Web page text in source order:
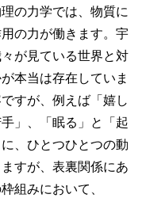
の力学では、物質に
の力が働きます。宇
が見ている世界と対
本当は存在していま
すが、例えば「嬉し
」、「眠る」と「起
、ひとつひとつの動
すが、表裏関係にあ
組みにおいて、